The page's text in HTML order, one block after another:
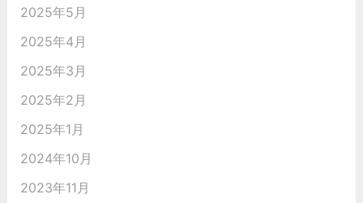
2025年5月
2025年4月
2025年3月
2025年2月
2025年1月
2024年10月
2023年11月